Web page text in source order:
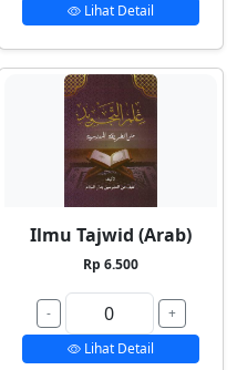
Lihat Detail
Ilmu Tajwid (Arab)
Rp 6.500
-
+
Lihat Detail